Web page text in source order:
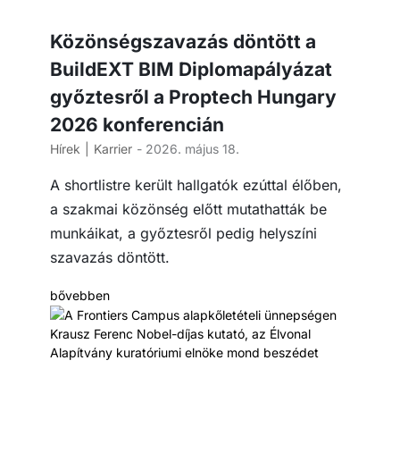
Közönségszavazás döntött a
BuildEXT BIM Diplomapályázat
győztesről a Proptech Hungary
2026 konferencián
Hírek Karrier - 2026. május 18.
A shortlistre került hallgatók ezúttal élőben,
a szakmai közönség előtt mutathatták be
munkáikat, a győztesről pedig helyszíni
szavazás döntött.
bővebben